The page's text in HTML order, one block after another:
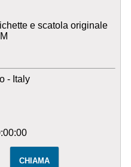
e scatola originale
- Italy
CHIAMA